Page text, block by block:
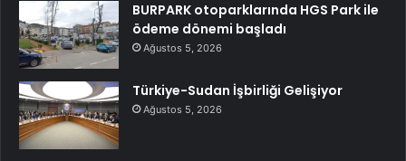
BURPARK otoparklarında HGS Park ile
ödeme dönemi başladı
Ağustos 5, 2026
Türkiye-Sudan İşbirliği Gelişiyor
Ağustos 5, 2026